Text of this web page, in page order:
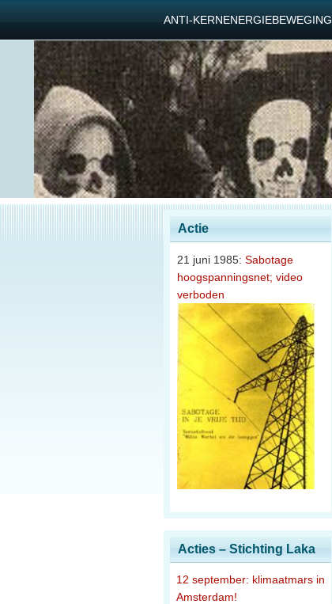
ANTI-KERNENERGIEBEWEGING
Actie
21 juni 1985: Sabotage
hoogspanningsnet; video
verboden
Acties – Stichting Laka
12 september: klimaatmars in
Amsterdam!